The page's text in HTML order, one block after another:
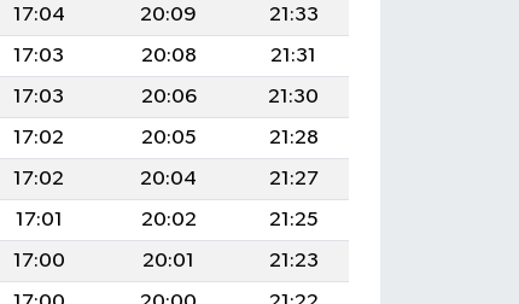
17:04 20:09
21:33
17:03 20:08
21:31
17:03 20:06
21:30
17:02 20:05
21:28
17:02 20:04
21:27
17:01 20:02
21:25
17:00 20:01
21:23